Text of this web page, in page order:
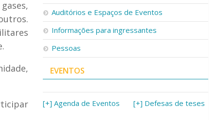
Auditórios e Espaços de Eventos
Informações para ingressantes
Pessoas
EVENTOS
[+] Agenda de Eventos [+] Defesas de teses